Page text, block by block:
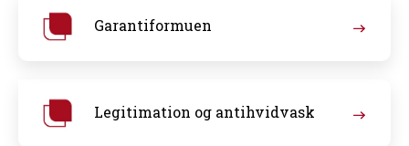
Garantiformuen
Legitimation og antihvidvask